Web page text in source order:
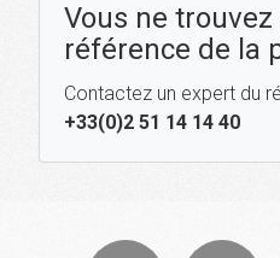
Vous ne trouvez
référence de la
Contactez un expert du
+33(0)2 51 14 14 40